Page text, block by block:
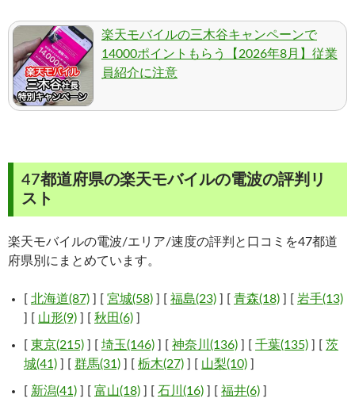
楽天モバイルの三木谷キャンペーンで
14000ポイントもらう【2026年8月】従業
員紹介に注意
47都道府県の楽天モバイルの電波の評判リ
スト
楽天モバイルの電波/エリア/速度の評判と口コミを47都道
府県別にまとめています。
[ 北海道(87) ] [ 宮城(58) ] [ 福島(23) ] [ 青森(18) ] [ 岩手(13)
] [ 山形(9) ] [ 秋田(6) ]
[ 東京(215) ] [ 埼玉(146) ] [ 神奈川(136) ] [ 千葉(135) ] [ 茨
城(41) ] [ 群馬(31) ] [ 栃木(27) ] [ 山梨(10) ]
[ 新潟(41) ] [ 富山(18) ] [ 石川(16) ] [ 福井(6) ]